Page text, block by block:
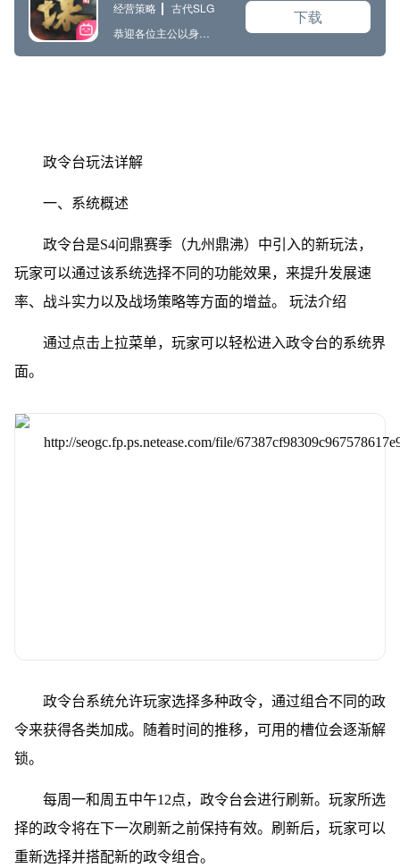
政令台玩法详解
一、系统概述
政令台是S4问鼎赛季（九州鼎沸）中引入的新玩法，
玩家可以通过该系统选择不同的功能效果，来提升发展速
率、战斗实力以及战场策略等方面的增益。 玩法介绍
通过点击上拉菜单，玩家可以轻松进入政令台的系统界
面。
政令台系统允许玩家选择多种政令，通过组合不同的政
令来获得各类加成。随着时间的推移，可用的槽位会逐渐解
锁。
每周一和周五中午12点，政令台会进行刷新。玩家所选
择的政令将在下一次刷新之前保持有效。刷新后，玩家可以
重新选择并搭配新的政令组合。